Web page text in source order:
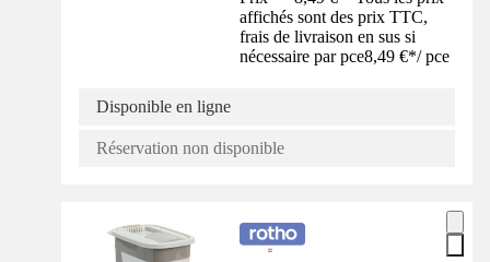
affichés sont des prix TTC,
frais de livraison en sus si
nécessaire par pce8,49 €*/ pce
Disponible en ligne
Réservation non disponible